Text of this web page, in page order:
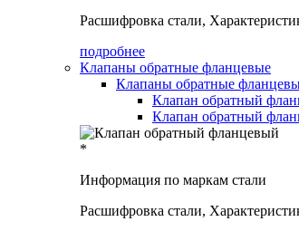
Расшифровка стали,
подробнее
Клапаны обратные фланцевые
Клапаны обратные
Клапан обратный
Клапан обратный
*
Информация по маркам стали
Расшифровка стали,